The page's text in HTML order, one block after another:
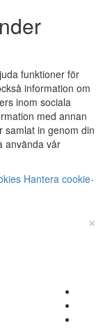
funktioner för
information om
inom sociala
med annan
samlat in genom din
använda vår
Hantera cookie-
×